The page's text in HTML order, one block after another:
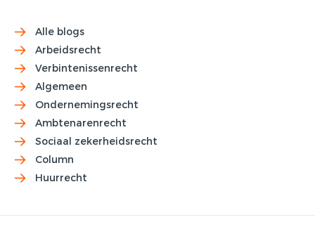
Alle blogs
Arbeidsrecht
Verbintenissenrecht
Algemeen
Ondernemingsrecht
Ambtenarenrecht
Sociaal zekerheidsrecht
Column
Huurrecht